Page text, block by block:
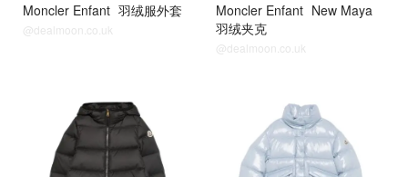
Moncler Enfant 羽绒服外套
@dealmoon.co.uk
Moncler Enfant New Maya
羽绒夹克
@dealmoon.co.uk